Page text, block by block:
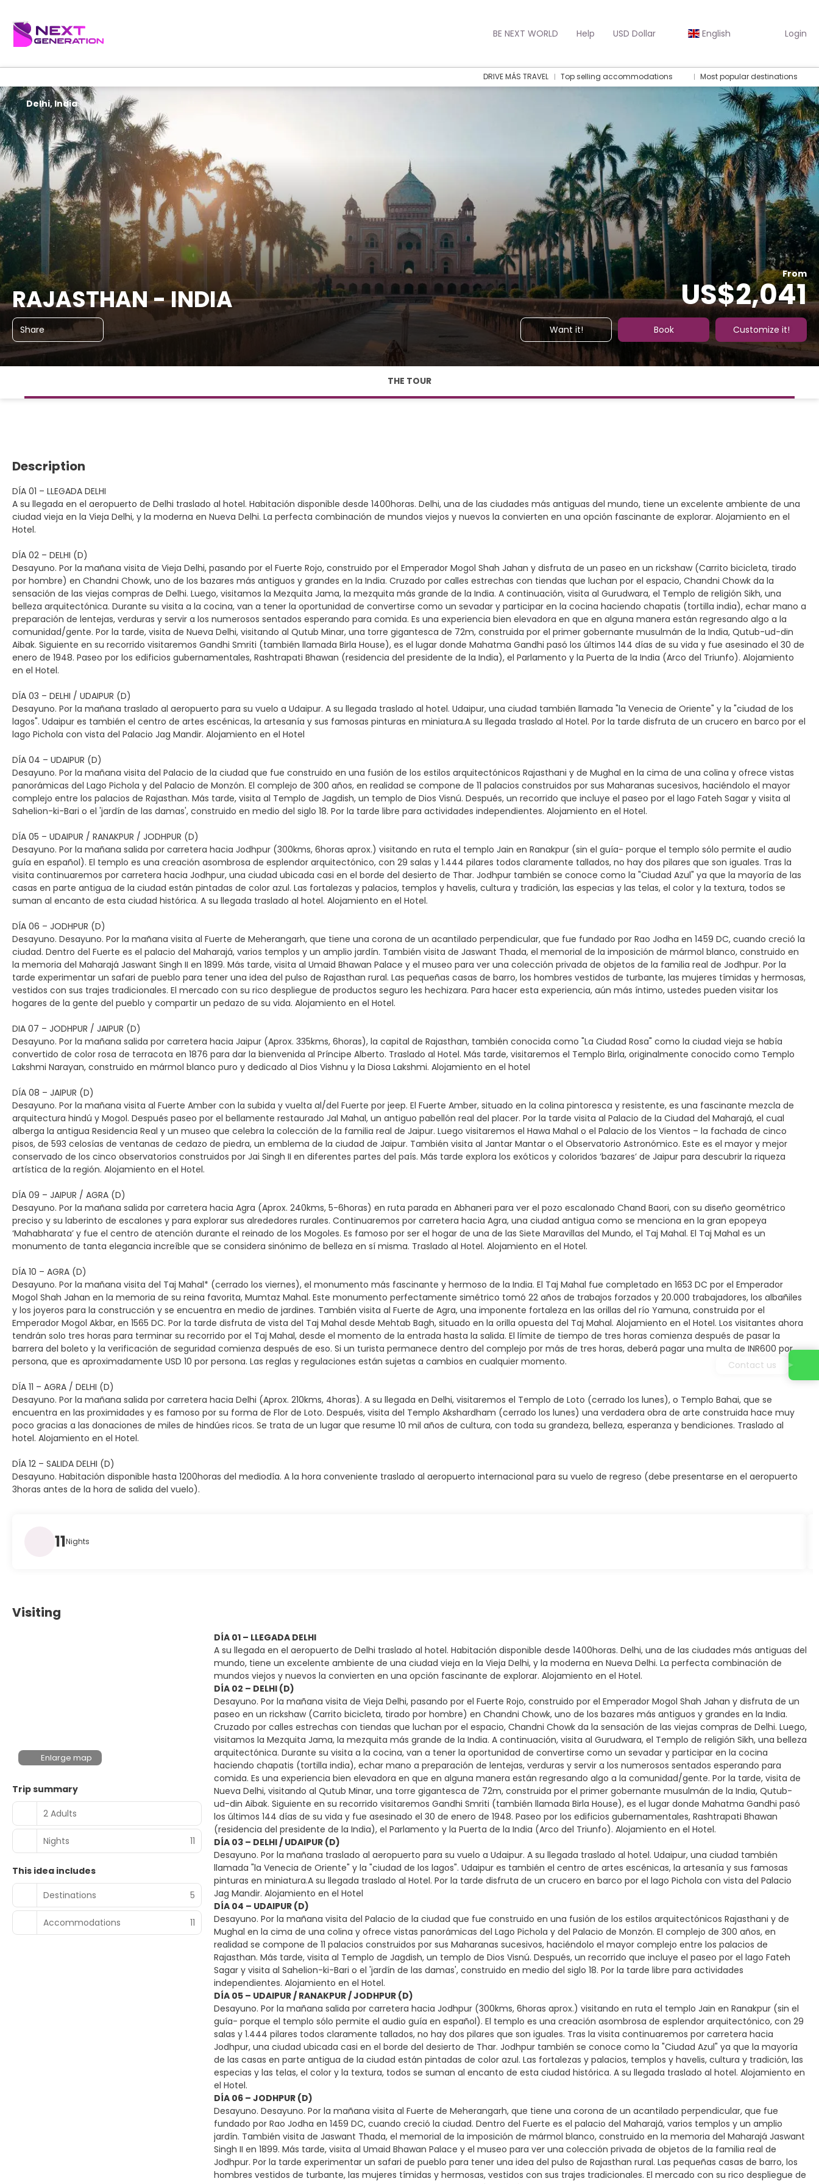
BE NEXT WORLD Help USD Dollar English Login
DRIVE MÁS TRAVEL Top selling accommodations Most popular destinations
RAJASTHAN - INDIA
From
US$2,041
Share Want it! Book Customize it!
Delhi, India
THE TOUR
Description
DÍA 01 – LLEGADA DELHI
A su llegada en el aeropuerto de Delhi traslado al hotel. Habitación disponible desde 1400horas. Delhi, una de las ciudades más antiguas del mundo, tiene un excelente ambiente de una
ciudad vieja en la Vieja Delhi, y la moderna en Nueva Delhi. La perfecta combinación de mundos viejos y nuevos la convierten en una opción fascinante de explorar. Alojamiento en el
Hotel.
DÍA 02 – DELHI (D)
Desayuno. Por la mañana visita de Vieja Delhi, pasando por el Fuerte Rojo, construido por el Emperador Mogol Shah Jahan y disfruta de un paseo en un rickshaw (Carrito bicicleta, tirado
por hombre) en Chandni Chowk, uno de los bazares más antiguos y grandes en la India. Cruzado por calles estrechas con tiendas que luchan por el espacio, Chandni Chowk da la
sensación de las viejas compras de Delhi. Luego, visitamos la Mezquita Jama, la mezquita más grande de la India. A continuación, visita al Gurudwara, el Templo de religión Sikh, una
belleza arquitectónica. Durante su visita a la cocina, van a tener la oportunidad de convertirse como un sevadar y participar en la cocina haciendo chapatis (tortilla india), echar mano a
preparación de lentejas, verduras y servir a los numerosos sentados esperando para comida. Es una experiencia bien elevadora en que en alguna manera están regresando algo a la
comunidad/gente. Por la tarde, visita de Nueva Delhi, visitando al Qutub Minar, una torre gigantesca de 72m, construida por el primer gobernante musulmán de la India, Qutub-ud-din
Aibak. Siguiente en su recorrido visitaremos Gandhi Smriti (también llamada Birla House), es el lugar donde Mahatma Gandhi pasó los últimos 144 días de su vida y fue asesinado el 30 de
enero de 1948. Paseo por los edificios gubernamentales, Rashtrapati Bhawan (residencia del presidente de la India), el Parlamento y la Puerta de la India (Arco del Triunfo). Alojamiento
en el Hotel.
DÍA 03 – DELHI / UDAIPUR (D)
Desayuno. Por la mañana traslado al aeropuerto para su vuelo a Udaipur. A su llegada traslado al hotel. Udaipur, una ciudad también llamada "la Venecia de Oriente" y la "ciudad de los
lagos". Udaipur es también el centro de artes escénicas, la artesanía y sus famosas pinturas en miniatura.A su llegada traslado al Hotel. Por la tarde disfruta de un crucero en barco por el
lago Pichola con vista del Palacio Jag Mandir. Alojamiento en el Hotel
DÍA 04 – UDAIPUR (D)
Desayuno. Por la mañana visita del Palacio de la ciudad que fue construido en una fusión de los estilos arquitectónicos Rajasthani y de Mughal en la cima de una colina y ofrece vistas
panorámicas del Lago Pichola y del Palacio de Monzón. El complejo de 300 años, en realidad se compone de 11 palacios construidos por sus Maharanas sucesivos, haciéndolo el mayor
complejo entre los palacios de Rajasthan. Más tarde, visita al Templo de Jagdish, un templo de Dios Visnú. Después, un recorrido que incluye el paseo por el lago Fateh Sagar y visita al
Sahelion-ki-Bari o el 'jardín de las damas', construido en medio del siglo 18. Por la tarde libre para actividades independientes. Alojamiento en el Hotel.
DÍA 05 – UDAIPUR / RANAKPUR / JODHPUR (D)
Desayuno. Por la mañana salida por carretera hacia Jodhpur (300kms, 6horas aprox.) visitando en ruta el templo Jain en Ranakpur (sin el guía- porque el templo sólo permite el audio
guía en español). El templo es una creación asombrosa de esplendor arquitectónico, con 29 salas y 1.444 pilares todos claramente tallados, no hay dos pilares que son iguales. Tras la
visita continuaremos por carretera hacia Jodhpur, una ciudad ubicada casi en el borde del desierto de Thar. Jodhpur también se conoce como la "Ciudad Azul" ya que la mayoría de las
casas en parte antigua de la ciudad están pintadas de color azul. Las fortalezas y palacios, templos y havelis, cultura y tradición, las especias y las telas, el color y la textura, todos se
suman al encanto de esta ciudad histórica. A su llegada traslado al hotel. Alojamiento en el Hotel.
DÍA 06 – JODHPUR (D)
Desayuno. Desayuno. Por la mañana visita al Fuerte de Meherangarh, que tiene una corona de un acantilado perpendicular, que fue fundado por Rao Jodha en 1459 DC, cuando creció la
ciudad. Dentro del Fuerte es el palacio del Maharajá, varios templos y un amplio jardín. También visita de Jaswant Thada, el memorial de la imposición de mármol blanco, construido en
la memoria del Maharajá Jaswant Singh II en 1899. Más tarde, visita al Umaid Bhawan Palace y el museo para ver una colección privada de objetos de la familia real de Jodhpur. Por la
tarde experimentar un safari de pueblo para tener una idea del pulso de Rajasthan rural. Las pequeñas casas de barro, los hombres vestidos de turbante, las mujeres tímidas y hermosas,
vestidos con sus trajes tradicionales. El mercado con su rico despliegue de productos seguro les hechizara. Para hacer esta experiencia, aún más íntimo, ustedes pueden visitar los
hogares de la gente del pueblo y compartir un pedazo de su vida. Alojamiento en el Hotel.
DIA 07 – JODHPUR / JAIPUR (D)
Desayuno. Por la mañana salida por carretera hacia Jaipur (Aprox. 335kms, 6horas), la capital de Rajasthan, también conocida como "La Ciudad Rosa" como la ciudad vieja se había
convertido de color rosa de terracota en 1876 para dar la bienvenida al Príncipe Alberto. Traslado al Hotel. Más tarde, visitaremos el Templo Birla, originalmente conocido como Templo
Lakshmi Narayan, construido en mármol blanco puro y dedicado al Dios Vishnu y la Diosa Lakshmi. Alojamiento en el hotel
DÍA 08 – JAIPUR (D)
Desayuno. Por la mañana visita al Fuerte Amber con la subida y vuelta al/del Fuerte por jeep. El Fuerte Amber, situado en la colina pintoresca y resistente, es una fascinante mezcla de
arquitectura hindú y Mogol. Después paseo por el bellamente restaurado Jal Mahal, un antiguo pabellón real del placer. Por la tarde visita al Palacio de la Ciudad del Maharajá, el cual
alberga la antigua Residencia Real y un museo que celebra la colección de la familia real de Jaipur. Luego visitaremos el Hawa Mahal o el Palacio de los Vientos – la fachada de cinco
pisos, de 593 celosías de ventanas de cedazo de piedra, un emblema de la ciudad de Jaipur. También visita al Jantar Mantar o el Observatorio Astronómico. Este es el mayor y mejor
conservado de los cinco observatorios construidos por Jai Singh II en diferentes partes del país. Más tarde explora los exóticos y coloridos ‘bazares’ de Jaipur para descubrir la riqueza
artística de la región. Alojamiento en el Hotel.
DÍA 09 – JAIPUR / AGRA (D)
Desayuno. Por la mañana salida por carretera hacia Agra (Aprox. 240kms, 5-6horas) en ruta parada en Abhaneri para ver el pozo escalonado Chand Baori, con su diseño geométrico
preciso y su laberinto de escalones y para explorar sus alrededores rurales. Continuaremos por carretera hacia Agra, una ciudad antigua como se menciona en la gran epopeya
‘Mahabharata’ y fue el centro de atención durante el reinado de los Mogoles. Es famoso por ser el hogar de una de las Siete Maravillas del Mundo, el Taj Mahal. El Taj Mahal es un
monumento de tanta elegancia increíble que se considera sinónimo de belleza en sí misma. Traslado al Hotel. Alojamiento en el Hotel.
DÍA 10 – AGRA (D)
Desayuno. Por la mañana visita del Taj Mahal* (cerrado los viernes), el monumento más fascinante y hermoso de la India. El Taj Mahal fue completado en 1653 DC por el Emperador
Mogol Shah Jahan en la memoria de su reina favorita, Mumtaz Mahal. Este monumento perfectamente simétrico tomó 22 años de trabajos forzados y 20.000 trabajadores, los albañiles
y los joyeros para la construcción y se encuentra en medio de jardines. También visita al Fuerte de Agra, una imponente fortaleza en las orillas del río Yamuna, construida por el
Emperador Mogol Akbar, en 1565 DC. Por la tarde disfruta de vista del Taj Mahal desde Mehtab Bagh, situado en la orilla opuesta del Taj Mahal. Alojamiento en el Hotel. Los visitantes ahora
tendrán solo tres horas para terminar su recorrido por el Taj Mahal, desde el momento de la entrada hasta la salida. El límite de tiempo de tres horas comienza después de pasar la
barrera del boleto y la verificación de seguridad comienza después de eso. Si un turista permanece dentro del complejo por más de tres horas, deberá pagar una multa de INR600 por
persona, que es aproximadamente USD 10 por persona. Las reglas y regulaciones están sujetas a cambios en cualquier momento.
DÍA 11 – AGRA / DELHI (D)
Desayuno. Por la mañana salida por carretera hacia Delhi (Aprox. 210kms, 4horas). A su llegada en Delhi, visitaremos el Templo de Loto (cerrado los lunes), o Templo Bahai, que se
encuentra en las proximidades y es famoso por su forma de Flor de Loto. Después, visita del Templo Akshardham (cerrado los lunes) una verdadera obra de arte construida hace muy
poco gracias a las donaciones de miles de hindúes ricos. Se trata de un lugar que resume 10 mil años de cultura, con toda su grandeza, belleza, esperanza y bendiciones. Traslado al
hotel. Alojamiento en el Hotel.
DÍA 12 – SALIDA DELHI (D)
Desayuno. Habitación disponible hasta 1200horas del mediodía. A la hora conveniente traslado al aeropuerto internacional para su vuelo de regreso (debe presentarse en el aeropuerto
3horas antes de la hora de salida del vuelo).
11Nights
Visiting
Enlarge map
Trip summary
2 Adults
Nights 11
This idea includes
Destinations
5
Accommodations 11
DÍA 01 – LLEGADA DELHI
A su llegada en el aeropuerto de Delhi traslado al hotel. Habitación disponible desde 1400horas. Delhi, una de las ciudades más antiguas del
mundo, tiene un excelente ambiente de una ciudad vieja en la Vieja Delhi, y la moderna en Nueva Delhi. La perfecta combinación de
mundos viejos y nuevos la convierten en una opción fascinante de explorar. Alojamiento en el Hotel.
DÍA 02 – DELHI (D)
Desayuno. Por la mañana visita de Vieja Delhi, pasando por el Fuerte Rojo, construido por el Emperador Mogol Shah Jahan y disfruta de un
paseo en un rickshaw (Carrito bicicleta, tirado por hombre) en Chandni Chowk, uno de los bazares más antiguos y grandes en la India.
Cruzado por calles estrechas con tiendas que luchan por el espacio, Chandni Chowk da la sensación de las viejas compras de Delhi. Luego,
visitamos la Mezquita Jama, la mezquita más grande de la India. A continuación, visita al Gurudwara, el Templo de religión Sikh, una belleza
arquitectónica. Durante su visita a la cocina, van a tener la oportunidad de convertirse como un sevadar y participar en la cocina
haciendo chapatis (tortilla india), echar mano a preparación de lentejas, verduras y servir a los numerosos sentados esperando para
comida. Es una experiencia bien elevadora en que en alguna manera están regresando algo a la comunidad/gente. Por la tarde, visita de
Nueva Delhi, visitando al Qutub Minar, una torre gigantesca de 72m, construida por el primer gobernante musulmán de la India, Qutub-
ud-din Aibak. Siguiente en su recorrido visitaremos Gandhi Smriti (también llamada Birla House), es el lugar donde Mahatma Gandhi pasó
los últimos 144 días de su vida y fue asesinado el 30 de enero de 1948. Paseo por los edificios gubernamentales, Rashtrapati Bhawan
(residencia del presidente de la India), el Parlamento y la Puerta de la India (Arco del Triunfo). Alojamiento en el Hotel.
DÍA 03 – DELHI / UDAIPUR (D)
Desayuno. Por la mañana traslado al aeropuerto para su vuelo a Udaipur. A su llegada traslado al hotel. Udaipur, una ciudad también
llamada "la Venecia de Oriente" y la "ciudad de los lagos". Udaipur es también el centro de artes escénicas, la artesanía y sus famosas
pinturas en miniatura.A su llegada traslado al Hotel. Por la tarde disfruta de un crucero en barco por el lago Pichola con vista del Palacio
Jag Mandir. Alojamiento en el Hotel
DÍA 04 – UDAIPUR (D)
Desayuno. Por la mañana visita del Palacio de la ciudad que fue construido en una fusión de los estilos arquitectónicos Rajasthani y de
Mughal en la cima de una colina y ofrece vistas panorámicas del Lago Pichola y del Palacio de Monzón. El complejo de 300 años, en
realidad se compone de 11 palacios construidos por sus Maharanas sucesivos, haciéndolo el mayor complejo entre los palacios de
Rajasthan. Más tarde, visita al Templo de Jagdish, un templo de Dios Visnú. Después, un recorrido que incluye el paseo por el lago Fateh
Sagar y visita al Sahelion-ki-Bari o el 'jardín de las damas', construido en medio del siglo 18. Por la tarde libre para actividades
independientes. Alojamiento en el Hotel.
DÍA 05 – UDAIPUR / RANAKPUR / JODHPUR (D)
Desayuno. Por la mañana salida por carretera hacia Jodhpur (300kms, 6horas aprox.) visitando en ruta el templo Jain en Ranakpur (sin el
guía- porque el templo sólo permite el audio guía en español). El templo es una creación asombrosa de esplendor arquitectónico, con 29
salas y 1.444 pilares todos claramente tallados, no hay dos pilares que son iguales. Tras la visita continuaremos por carretera hacia
Jodhpur, una ciudad ubicada casi en el borde del desierto de Thar. Jodhpur también se conoce como la "Ciudad Azul" ya que la mayoría
de las casas en parte antigua de la ciudad están pintadas de color azul. Las fortalezas y palacios, templos y havelis, cultura y tradición, las
especias y las telas, el color y la textura, todos se suman al encanto de esta ciudad histórica. A su llegada traslado al hotel. Alojamiento en
el Hotel.
DÍA 06 – JODHPUR (D)
Desayuno. Desayuno. Por la mañana visita al Fuerte de Meherangarh, que tiene una corona de un acantilado perpendicular, que fue
fundado por Rao Jodha en 1459 DC, cuando creció la ciudad. Dentro del Fuerte es el palacio del Maharajá, varios templos y un amplio
jardín. También visita de Jaswant Thada, el memorial de la imposición de mármol blanco, construido en la memoria del Maharajá Jaswant
Singh II en 1899. Más tarde, visita al Umaid Bhawan Palace y el museo para ver una colección privada de objetos de la familia real de
Jodhpur. Por la tarde experimentar un safari de pueblo para tener una idea del pulso de Rajasthan rural. Las pequeñas casas de barro, los
hombres vestidos de turbante, las mujeres tímidas y hermosas, vestidos con sus trajes tradicionales. El mercado con su rico despliegue de
Contact us